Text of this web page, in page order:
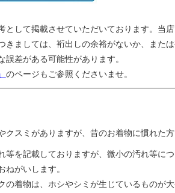
して掲載させていただいております。当
ましては、裄出しの余裕がないか、また
差がある可能性があります。
のページもご参照くださいませ。
スミがありますが、昔のお着物に慣れた
等を記載しておりますが、微小の汚れ等に
がいします。
の着物は、ホシやシミが生じているものが